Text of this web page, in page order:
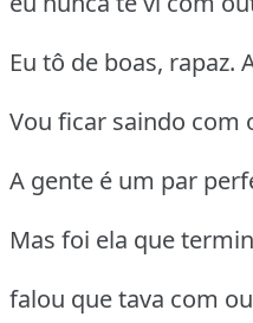
Eu tô de boas, rapaz.
Vou ficar saindo com
A gente é um par
Mas foi ela que
falou que tava com